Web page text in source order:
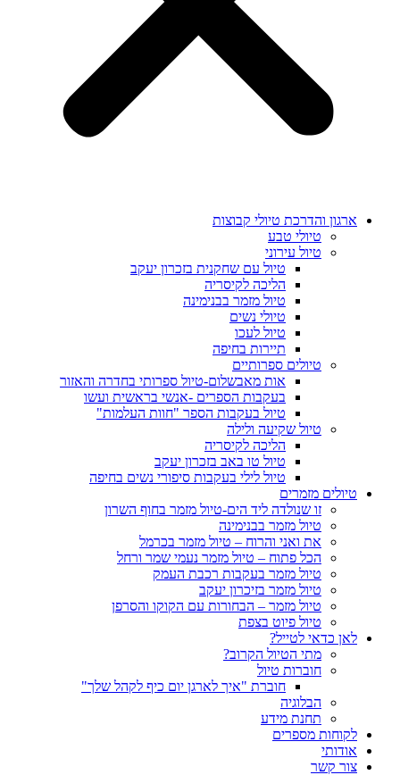
ארגון והדרכת טיולי קבוצות
טיולי טבע
טיול עירוני
טיול עם שחקנית בזכרון יעקב
הליכה לקיסריה
טיול מזמר בבנימינה
טיולי נשים
טיול לעכו
תיירות בחיפה
טיולים ספרותיים
אות מאבשלום-טיול ספרותי בחדרה והאזור
בעקבות הספרים -אנשי בראשית ועשו
טיול בעקבות הספר "חוות העלמות"
טיול שקיעה ולילה
הליכה לקיסריה
טיול טו באב בזכרון יעקב
טיול לילי בעקבות סיפורי נשים בחיפה
טיולים מזמרים
זו שנולדה ליד הים-טיול מזמר בחוף השרון
טיול מזמר בבנימינה
את ואני והרוח – טיול מזמר בכרמל
הכל פתוח – טיול מזמר נעמי שמר ורחל
טיול מזמר בעקבות רכבת העמק
טיול מזמר בזיכרון יעקב
טיול מזמר – הבחורות עם הקוקו והסרפן
טיול פיוט בצפת
לאן כדאי לטייל?
מתי הטיול הקרוב?
חוברות טיול
חוברת "איך לארגן יום כיף לקהל שלך"
הבלוגיה
תחנת מידע
לקוחות מספרים
אודותי
צור קשר